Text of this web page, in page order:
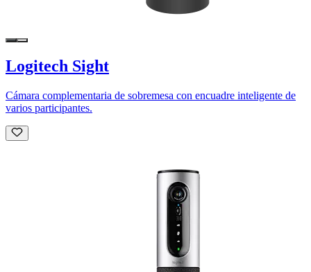
Logitech Sight
Cámara complementaria de sobremesa con encuadre inteligente de
varios participantes.